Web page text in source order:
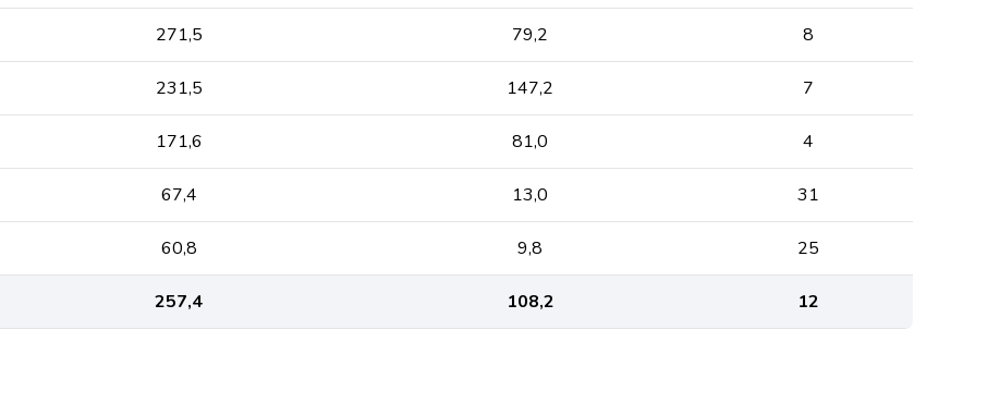
271,5 79,2 8
231,5 147,2 7
171,6 81,0 4
67,4 13,0 31
60,8 9,8 25
257,4 108,2 12